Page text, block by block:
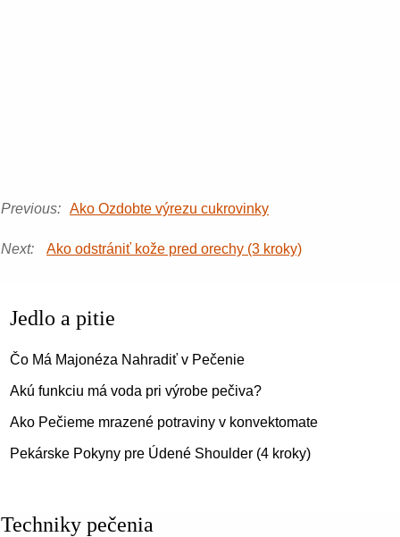
Previous: Ako Ozdobte výrezu cukrovinky
Next: Ako odstrániť kože pred orechy (3 kroky)
Jedlo a pitie
Čo Má Majonéza Nahradiť v Pečenie
Akú funkciu má voda pri výrobe pečiva?
Ako Pečieme mrazené potraviny v konvektomate
Pekárske Pokyny pre Údené Shoulder (4 kroky)
Techniky pečenia